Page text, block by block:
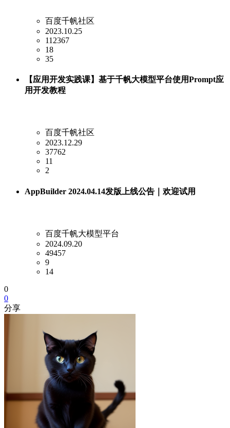
百度千帆社区
2023.10.25
112367
18
35
【应用开发实践课】基于千帆大模型平台使用Prompt应
用开发教程
百度千帆社区
2023.12.29
37762
11
2
AppBuilder 2024.04.14发版上线公告｜欢迎试用
百度千帆大模型平台
2024.09.20
49457
9
14
0
0
分享